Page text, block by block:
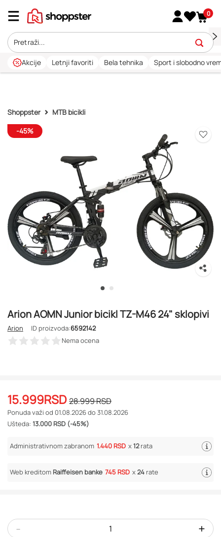
0
Akcije Letnji favoriti Bela tehnika Sport i slobodno
Shoppster
MTB bicikli
-45%
Arion AOMN Junior bicikl TZ-M46 24" sklopivi
Arion ID proizvoda:6592142
Nema ocena
15.999RSD 28.999RSD
Ponuda važi od 01.08.2026 do 31.08.2026
Ušteda: 13.000 RSD (-45%)
Administrativnom zabranom 1.440 RSD x12rata
Web kreditom Raiffeisen banke 745 RSD x24 rate
- +